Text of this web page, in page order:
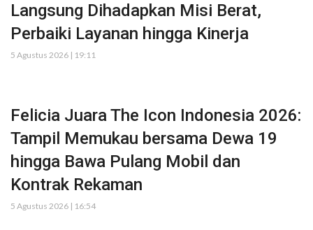
Langsung Dihadapkan Misi Berat,
Perbaiki Layanan hingga Kinerja
5 Agustus 2026 | 19:11
Felicia Juara The Icon Indonesia 2026:
Tampil Memukau bersama Dewa 19
hingga Bawa Pulang Mobil dan
Kontrak Rekaman
5 Agustus 2026 | 16:54